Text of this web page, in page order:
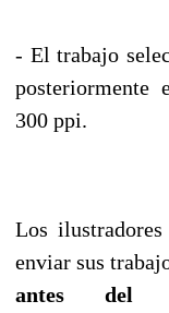
- El trabajo
300 ppi.
Los ilustradores
enviar sus
antes del